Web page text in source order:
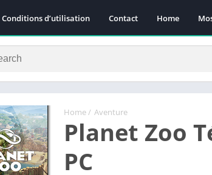
Conditions d’utilisation Contact Home
Home / Aventure
Planet Zoo
PC